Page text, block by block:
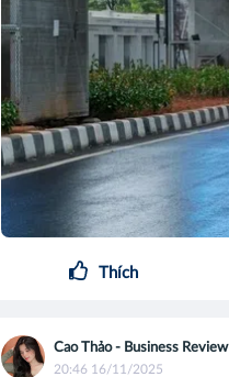
Thích
Cao Thảo - Business Review
20:46 16/11/2025